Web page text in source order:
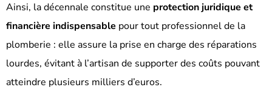
Ainsi, la décennale constitue une protection juridique et
financière indispensable pour tout professionnel de la
plomberie : elle assure la prise en charge des réparations
lourdes, évitant à l’artisan de supporter des coûts pouvant
atteindre plusieurs milliers d’euros.